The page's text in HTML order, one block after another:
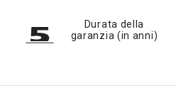
Durata della
garanzia (in anni)